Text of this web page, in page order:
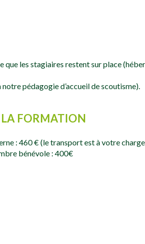
que les stagiaires restent sur place
pédagogie d’accueil de scoutisme).
FORMATION
: 460 € (le transport est à votre
bénévole : 400€